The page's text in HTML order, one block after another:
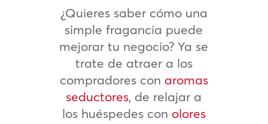
¿Quieres saber cómo una
simple fragancia puede
mejorar tu negocio? Ya se
trate de atraer a los
compradores con aromas
seductores, de relajar a
los huéspedes con olores